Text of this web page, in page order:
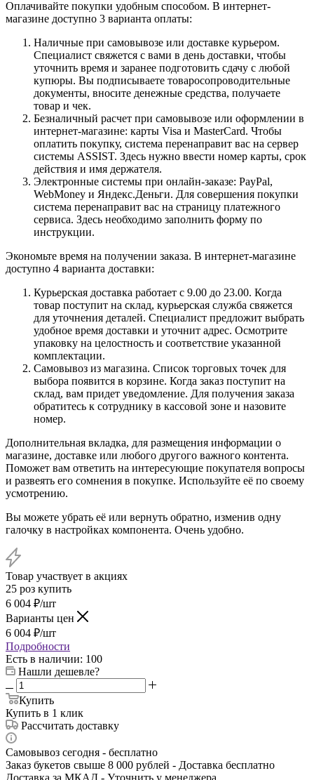
Оплачивайте покупки удобным способом. В интернет-
магазине доступно 3 варианта оплаты:
Наличные при самовывозе или доставке курьером.
Специалист свяжется с вами в день доставки, чтобы
уточнить время и заранее подготовить сдачу с любой
купюры. Вы подписываете товаросопроводительные
документы, вносите денежные средства, получаете
товар и чек.
Безналичный расчет при самовывозе или оформлении в
интернет-магазине: карты Visa и MasterCard. Чтобы
оплатить покупку, система перенаправит вас на сервер
системы ASSIST. Здесь нужно ввести номер карты, срок
действия и имя держателя.
Электронные системы при онлайн-заказе: PayPal,
WebMoney и Яндекс.Деньги. Для совершения покупки
система перенаправит вас на страницу платежного
сервиса. Здесь необходимо заполнить форму по
инструкции.
Экономьте время на получении заказа. В интернет-магазине
доступно 4 варианта доставки:
Курьерская доставка работает с 9.00 до 23.00. Когда
товар поступит на склад, курьерская служба свяжется
для уточнения деталей. Специалист предложит выбрать
удобное время доставки и уточнит адрес. Осмотрите
упаковку на целостность и соответствие указанной
комплектации.
Самовывоз из магазина. Список торговых точек для
выбора появится в корзине. Когда заказ поступит на
склад, вам придет уведомление. Для получения заказа
обратитесь к сотруднику в кассовой зоне и назовите
номер.
Дополнительная вкладка, для размещения информации о
магазине, доставке или любого другого важного контента.
Поможет вам ответить на интересующие покупателя вопросы
и развеять его сомнения в покупке. Используйте её по своему
усмотрению.
Вы можете убрать её или вернуть обратно, изменив одну
галочку в настройках компонента. Очень удобно.
Товар участвует в акциях
25 роз купить
6 004 ₽/шт
Варианты цен
6 004 ₽/шт
Подробности
Есть в наличии: 100
Нашли дешевле?
Купить
Купить в 1 клик
Рассчитать доставку
Самовывоз сегодня - бесплатно
Заказ букетов свыше 8 000 рублей - Доставка бесплатно
Доставка за МКАД - Уточнить у менеджера